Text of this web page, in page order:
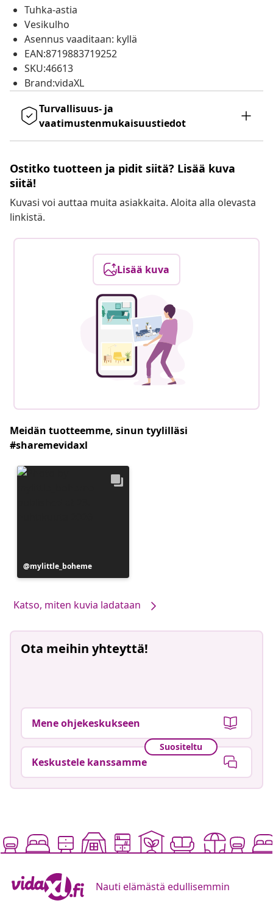
Tuhka-astia
Vesikulho
Asennus vaaditaan: kyllä
EAN:8719883719252
SKU:46613
Brand:vidaXL
Turvallisuus- ja
vaatimustenmukaisuustiedot
Ostitko tuotteen ja pidit siitä? Lisää kuva
siitä!
Kuvasi voi auttaa muita asiakkaita. Aloita alla olevasta
linkistä.
Lisää kuva
Meidän tuotteemme, sinun tyylilläsi
#sharemevidaxl
Julkaissut
mylittle_boheme
Katso, miten kuvia ladataan
Ota meihin yhteyttä!
Mene ohjekeskukseen
Suositeltu
Keskustele kanssamme
Nauti elämästä edullisemmin